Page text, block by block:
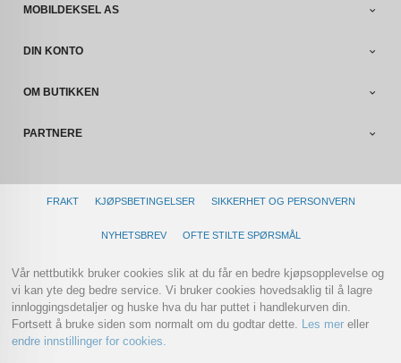
MOBILDEKSEL AS
DIN KONTO
OM BUTIKKEN
PARTNERE
FRAKT KJØPSBETINGELSER SIKKERHET OG PERSONVERN
NYHETSBREV OFTE STILTE SPØRSMÅL
Vår nettbutikk bruker cookies slik at du får en bedre kjøpsopplevelse og
vi kan yte deg bedre service. Vi bruker cookies hovedsaklig til å lagre
innloggingsdetaljer og huske hva du har puttet i handlekurven din.
Fortsett å bruke siden som normalt om du godtar dette.
Les mer eller
endre innstillinger for cookies.